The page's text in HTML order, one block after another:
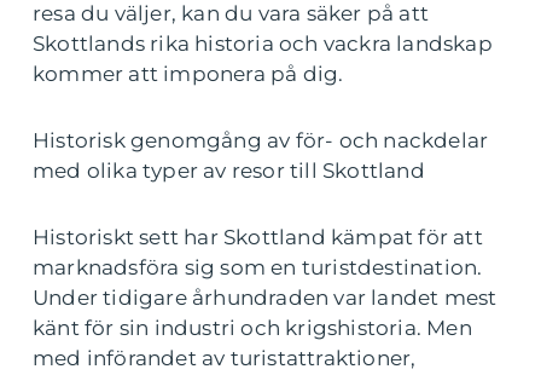
resa du väljer, kan du vara säker på att
Skottlands rika historia och vackra landskap
kommer att imponera på dig.
Historisk genomgång av för- och nackdelar
med olika typer av resor till Skottland
Historiskt sett har Skottland kämpat för att
marknadsföra sig som en turistdestination.
Under tidigare århundraden var landet mest
känt för sin industri och krigshistoria. Men
med införandet av turistattraktioner,